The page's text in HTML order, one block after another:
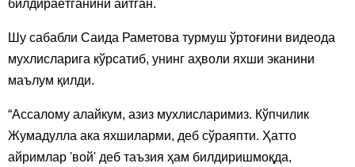
билдираётганини айтган.
Шу сабабли Саида Раметова турмуш ўртоғини видеода
мухлисларига кўрсатиб, унинг аҳволи яхши эканини
маълум қилди.
“Ассалому алайкум, азиз мухлисларимиз. Кўпчилик
Жумадулла ака яхшиларми, деб сўраяпти. Ҳатто
айримлар 'вой' деб таъзия ҳам билдиришмоқда,